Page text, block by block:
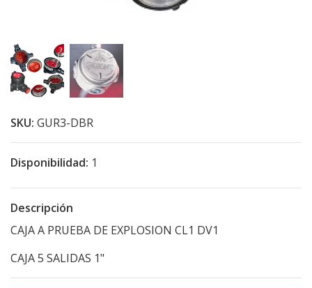
SKU: GUR3-DBR
Disponibilidad: 1
Descripción
CAJA A PRUEBA DE EXPLOSION CL1 DV1
CAJA 5 SALIDAS 1"